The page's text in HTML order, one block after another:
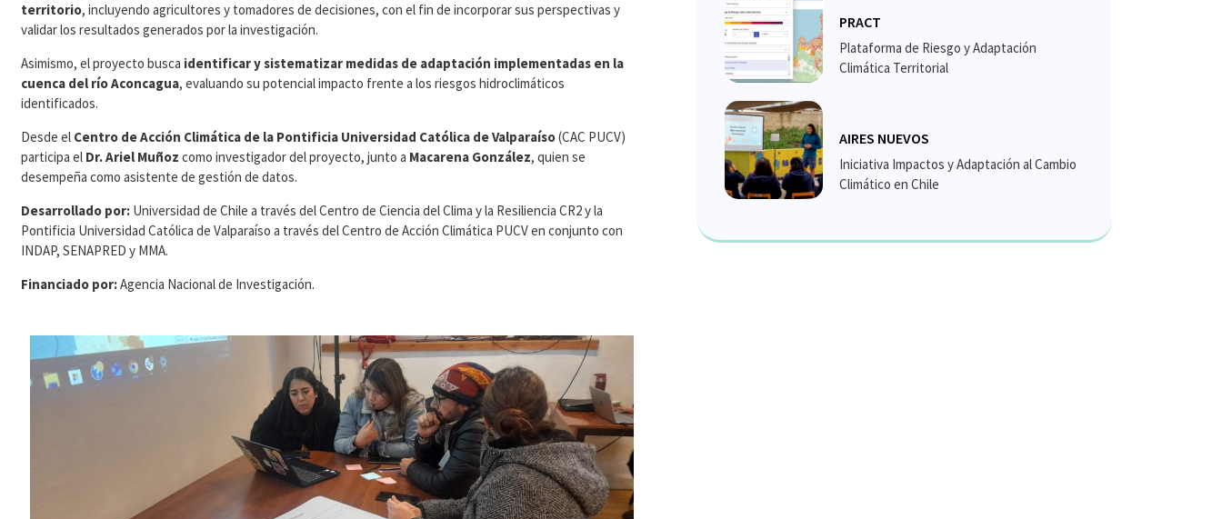
territorio, incluyendo agricultores y tomadores de decisiones, con el fin de incorporar sus perspectivas y
validar los resultados generados por la investigación.
Asimismo, el proyecto busca identificar y sistematizar medidas de adaptación implementadas en la
cuenca del río Aconcagua, evaluando su potencial impacto frente a los riesgos hidroclimáticos
identificados.
Desde el Centro de Acción Climática de la Pontificia Universidad Católica de Valparaíso(CAC PUCV)
participa el Dr. Ariel Muñoz como investigador del proyecto, junto a Macarena González, quien se
desempeña como asistente de gestión de datos.
Desarrollado por: Universidad de Chile a través del Centro de Ciencia del Clima y la Resiliencia CR2 y la
Pontificia Universidad Católica de Valparaíso a través del Centro de Acción Climática PUCV en conjunto con
INDAP, SENAPRED y MMA.
Financiado por:Agencia Nacional de Investigación.
PRACT
Plataforma de Riesgo y Adaptación
Climática Territorial
AIRES NUEVOS
Iniciativa Impactos y Adaptación al Cambio
Climático en Chile